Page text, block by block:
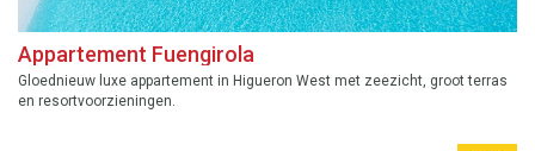
Appartement Fuengirola
Gloednieuw luxe appartement in Higueron West met zeezicht, groot terras
en resortvoorzieningen.